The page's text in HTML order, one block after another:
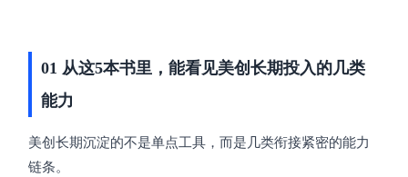
01 从这5本书里，能看见美创长期投入的几类
能力
美创长期沉淀的不是单点工具，而是几类衔接紧密的能力
链条。